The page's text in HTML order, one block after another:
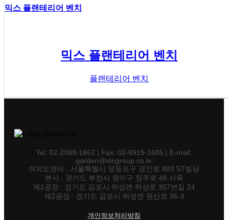
믹스 플랜테리어 벤치
믹스 플랜테리어 벤치
플랜테리어 벤치
Tel: 02-2088-1662 | Fax: 02-6919-1685 | E-mail:
garden@stngroup.co.kr
여의도센터 : 서울특별시 영등포구 경인로 883 ST빌딩
본사 : 경기도 부천시 원미구 정주로 48 사옥
제1공장 : 경기도 김포시 하성면 하성로 357번길 24
제2공장 : 경기도 김포시 하성면 원산로 36-3
개인정보처리방침